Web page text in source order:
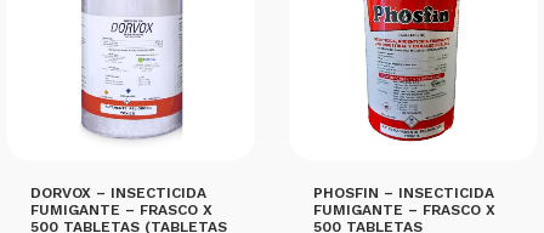
DORVOX – INSECTICIDA
FUMIGANTE – FRASCO X
500 TABLETAS (TABLETAS
PHOSFIN – INSECTICIDA
FUMIGANTE – FRASCO X
500 TABLETAS